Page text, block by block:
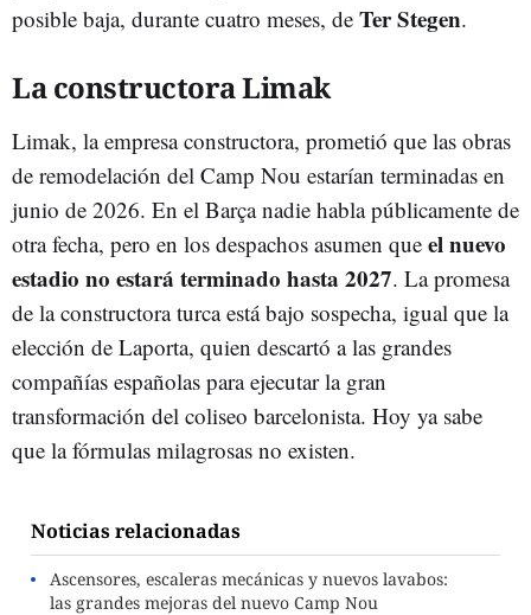
posible baja, durante cuatro meses, de Ter Stegen.
La constructora Limak
Limak, la empresa constructora, prometió que las obras
de remodelación del Camp Nou estarían terminadas en
junio de 2026. En el Barça nadie habla públicamente de
otra fecha, pero en los despachos asumen que el nuevo
estadio no estará terminado hasta 2027. La promesa
de la constructora turca está bajo sospecha, igual que la
elección de Laporta, quien descartó a las grandes
compañías españolas para ejecutar la gran
transformación del coliseo barcelonista. Hoy ya sabe
que la fórmulas milagrosas no existen.
Noticias relacionadas
Ascensores, escaleras mecánicas y nuevos lavabos:
las grandes mejoras del nuevo Camp Nou